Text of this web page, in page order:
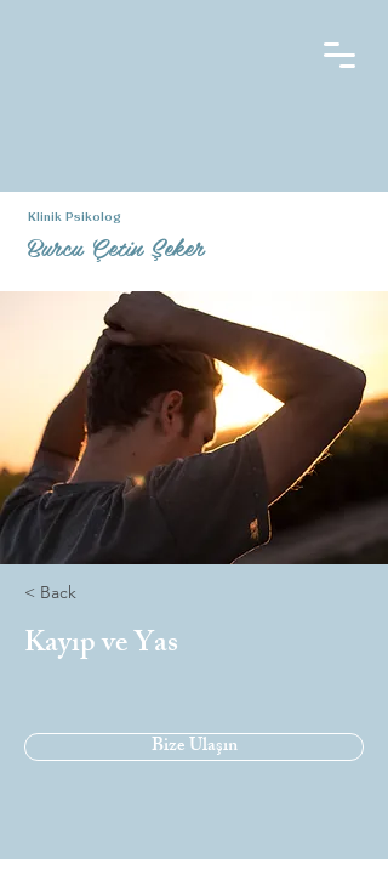
Klinik Psikolog
Burcu Çetin Şeker
< Back
Kayıp ve Yas
Bize Ulaşın